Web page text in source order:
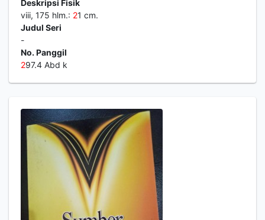
Deskripsi Fisik
viii, 175 hlm.: 21 cm.
Judul Seri
-
No. Panggil
297.4 Abd k